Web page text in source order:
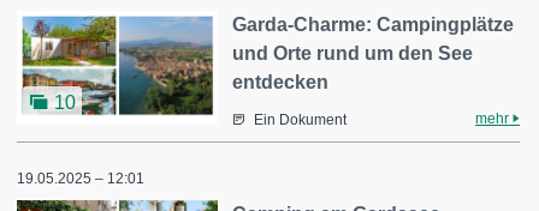
10
Garda-Charme: Campingplätze
und Orte rund um den See
entdecken
Ein Dokument mehr
19.05.2025 – 12:01